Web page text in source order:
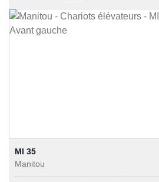
MI 35
Manitou